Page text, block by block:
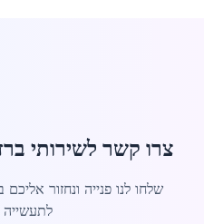
צרו קשר לשירותי
שלחו לנו פנייה ונחזור
לתעשייה